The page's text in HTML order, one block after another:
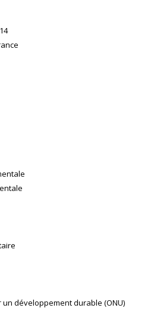
développement durable (ONU)